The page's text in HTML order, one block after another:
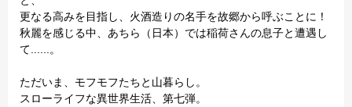
更なる高みを目指し、火酒造りの名手を故郷から呼ぶことに！
秋麗を感じる中、あちら（日本）では稲荷さんの息子と遭遇し
て......。
ただいま、モフモフたちと山暮らし。
スローライフな異世界生活、第七弾。